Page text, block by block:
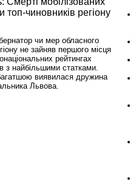
топ-чиновників регіону
чи мер обласного
не зайняв першого місця
рейтингах
з найбільшими статками.
виявилася дружина
Львова.